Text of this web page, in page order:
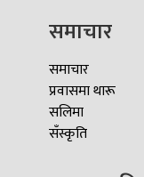
समाचार
समाचार
प्रवासमा थारू
सलिमा
सँस्कृति